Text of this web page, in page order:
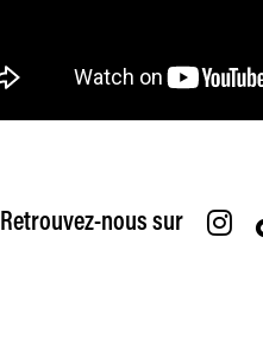
Retrouvez-nous sur